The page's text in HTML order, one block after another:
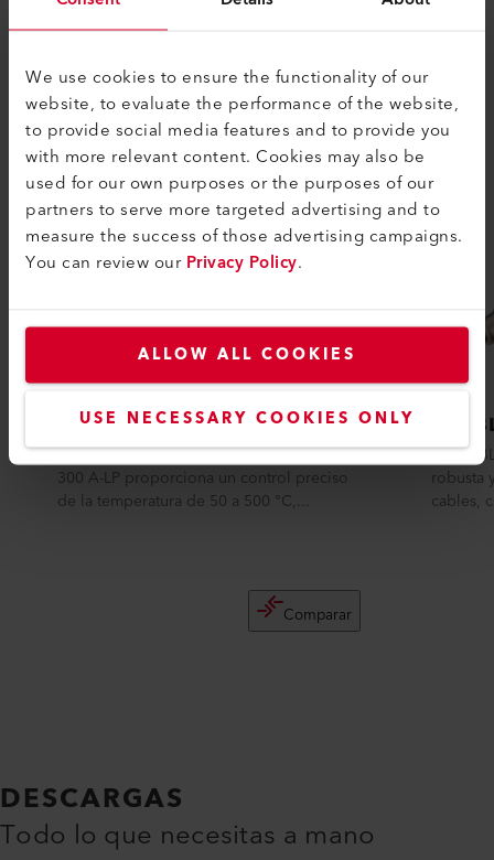
We use cookies to ensure the functionality of our
website, to evaluate the performance of the website,
to provide social media features and to provide you
with more relevant content. Cookies may also be
used for our own purposes or the purposes of our
partners to serve more targeted advertising and to
measure the success of those advertising campaigns.
You can review ourPrivacy Policy.
ALLOW ALL COOKIES
USE NECESSARY COOKIES ONLY
PRODUCTOS SIMILARES
Lo mejor o nada
NEXHEAT 300 A-LP
La pistola de calor inalámbrica NEXHEAT
300 A-LP proporciona un control preciso
de la temperatura de 50 a 500 °C,...
Comparar
La
robusta
cables,
DESCARGAS
Todo lo que necesitas a mano